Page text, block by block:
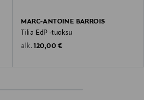
MARC-ANTOINE BARROIS
Tilia EdP -tuoksu
alk. Original Price
120,00 €